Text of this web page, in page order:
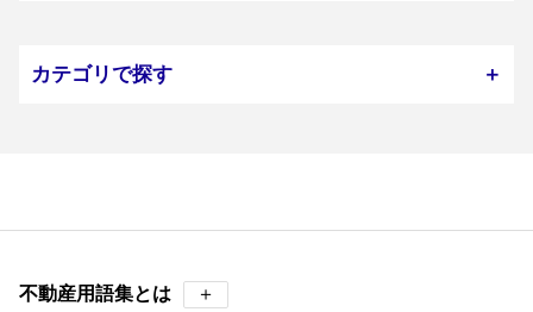
カテゴリで探す ＋
不動産用語集とは ＋